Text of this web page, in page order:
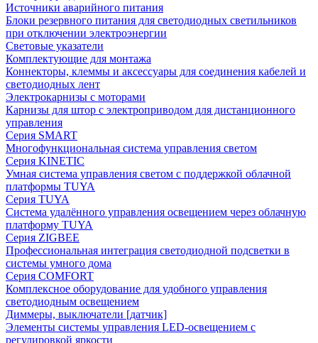
Источники аварийного питания
Блоки резервного питания для светодиодных светильников
при отключении электроэнергии
Световые указатели
Комплектующие для монтажа
Коннекторы, клеммы и аксессуары для соединения кабелей и
светодиодных лент
Электрокарнизы с моторами
Карнизы для штор с электроприводом для дистанционного
управления
Серия SMART
Многофункциональная система управления светом
Серия KINETIC
Умная система управления светом с поддержкой облачной
платформы TUYA
Серия TUYA
Система удалённого управления освещением через облачную
платформу TUYA
Серия ZIGBEE
Профессиональная интеграция светодиодной подсветки в
системы умного дома
Серия COMFORT
Комплексное оборудование для удобного управления
светодиодным освещением
Диммеры, выключатели [датчик]
Элементы системы управления LED-освещением с
регулировкой яркости